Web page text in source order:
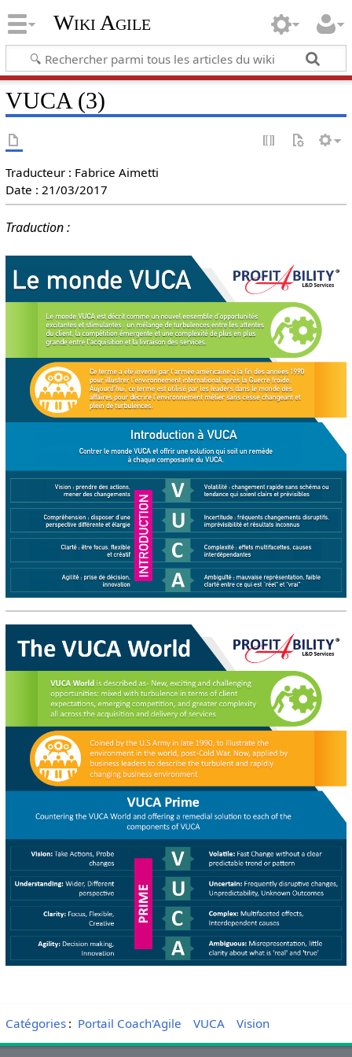
Wiki Agile
VUCA (3)
Traducteur : Fabrice Aimetti
Date : 21/03/2017
Traduction :
Catégories: Portail Coach'Agile VUCA Vision